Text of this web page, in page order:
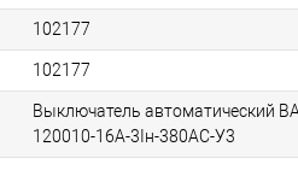
102177
102177
Выключатель автоматический
120010-16А-3Iн-380AC-У3